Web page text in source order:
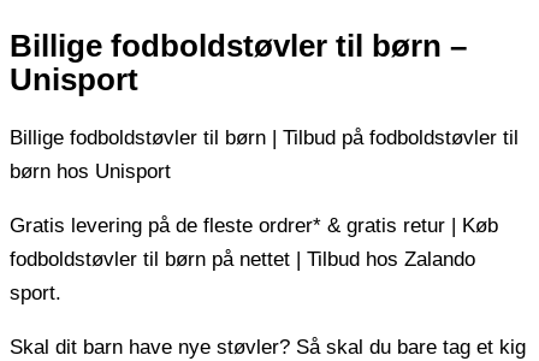
Billige fodboldstøvler til børn –
Unisport
Billige fodboldstøvler til børn | Tilbud på fodboldstøvler til
børn hos Unisport
Gratis levering på de fleste ordrer* & gratis retur | Køb
fodboldstøvler til børn på nettet | Tilbud hos Zalando
sport.
Skal dit barn have nye støvler? Så skal du bare tag et kig